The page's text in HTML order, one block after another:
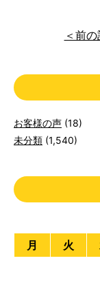
＜前
お客様の声 (18)
未分類 (1,540)
月
火